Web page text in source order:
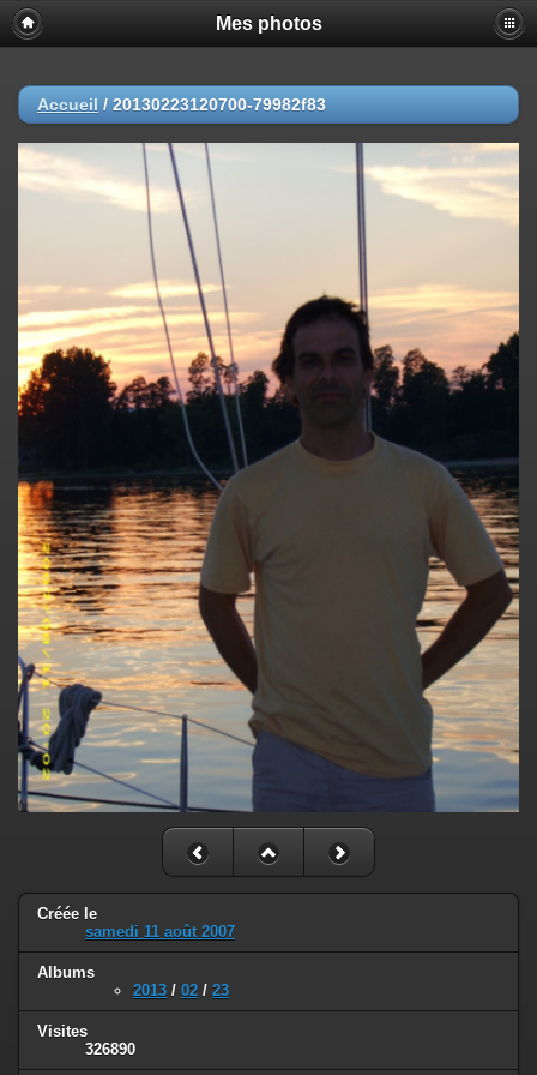
Mes photos
Accueil / 20130223120700-79982f83
Créée le
samedi 11 août 2007
Albums
2013 / 02 / 23
Visites
326890